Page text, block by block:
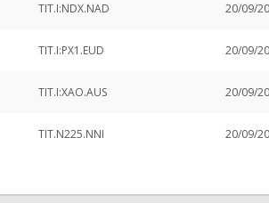
TIT.I:NDX.NAD 20/09/
TIT.I:PX1.EUD 20/09/
TIT.I:XAO.AUS 20/09/
TIT.N225.NNI 20/09/